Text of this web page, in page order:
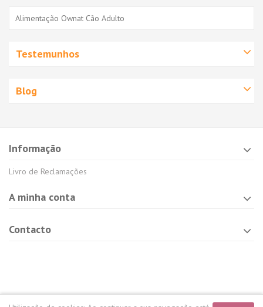
Alimentação Ownat Cão Adulto
Testemunhos
Blog
Informação
Livro de Reclamações
A minha conta
Contacto